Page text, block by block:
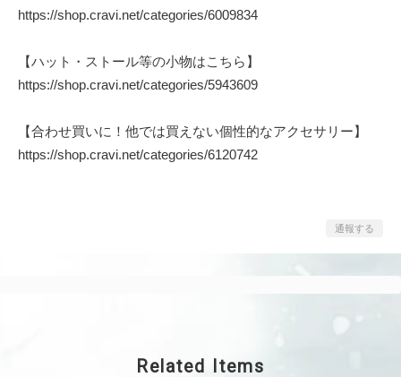
https://shop.cravi.net/categories/6009834
【ハット・ストール等の小物はこちら】
https://shop.cravi.net/categories/5943609
【合わせ買いに！他では買えない個性的なアクセサリー】
https://shop.cravi.net/categories/6120742
通報する
Related Items